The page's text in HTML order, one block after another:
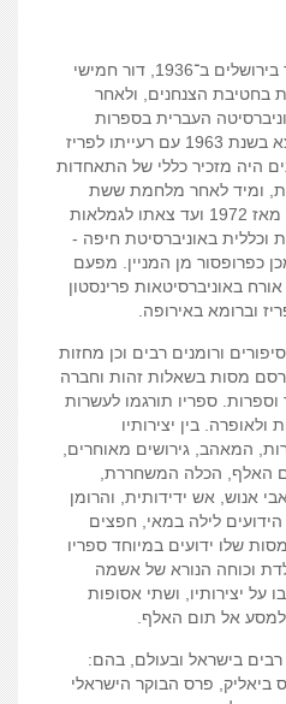
בירושלים ב־1936, דור חמישי
בחטיבת הצנחנים
ולאחר
העברית בספרות
בשנת 1963 עם רעייתו לפריז
היה מזכיר כללי של התאחדות
ומיד לאחר מלחמת ששת
מאז 1972 ועד צאתו לגמלאות
באוניברסיטת חיפה -
כפרופסור מן המניין
מפעם
באוניברסיטאות פרינסטון
וברומא באירופה
ורומנים רבים וכן מחזות
מסות בשאלות זהות וחברה
וספרות ספריו תורגמו לעשרות
ולאופרה
בין יצירותיו
המאהב גירושים מאוחרים
האלף הכלה המשחררת
אנוש אש ידידותית והרומן
הידועים לילה במאי
חפצים
שלו ידועים במיוחד ספריו
וכוחה הנורא של אשמה
על יצירותיו
ושתי אסופות
מסע אל תום האלף
בישראל ובעולם בהם:
ביאליק פרס הבוקר הישראלי